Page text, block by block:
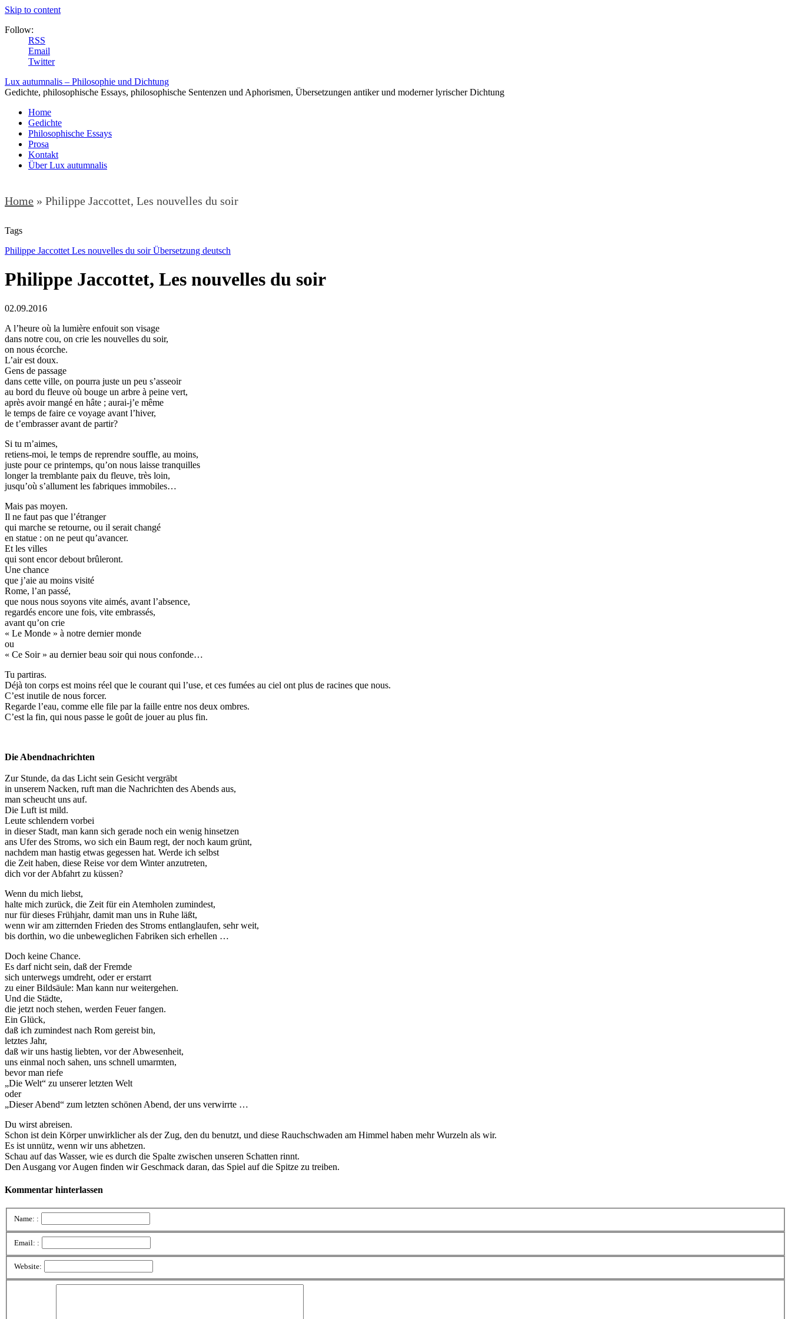
Skip to content
Follow:
RSS
Email
Twitter
Lux autumnalis – Philosophie und Dichtung
Gedichte, philosophische Essays, philosophische Sentenzen und Aphorismen, Übersetzungen antiker und moderner lyrischer Dichtung
Home
Gedichte
Philosophische Essays
Prosa
Kontakt
Über Lux autumnalis
Home » Philippe Jaccottet, Les nouvelles du soir
Tags
Philippe Jaccottet Les nouvelles du soir Übersetzung deutsch
Philippe Jaccottet, Les nouvelles du soir
02.09.2016
A l’heure où la lumière enfouit son visage
dans notre cou, on crie les nouvelles du soir,
on nous écorche.
L’air est doux.
Gens de passage
dans cette ville, on pourra juste un peu s’asseoir
au bord du fleuve où bouge un arbre à peine vert,
après avoir mangé en hâte ; aurai-j’e même
le temps de faire ce voyage avant l’hiver,
de t’embrasser avant de partir?
Si tu m’aimes,
retiens-moi, le temps de reprendre souffle, au moins,
juste pour ce printemps, qu’on nous laisse tranquilles
longer la tremblante paix du fleuve, très loin,
jusqu’où s’allument les fabriques immobiles…
Mais pas moyen.
Il ne faut pas que l’étranger
qui marche se retourne, ou il serait changé
en statue : on ne peut qu’avancer.
Et les villes
qui sont encor debout brûleront.
Une chance
que j’aie au moins visité
Rome, l’an passé,
que nous nous soyons vite aimés, avant l’absence,
regardés encore une fois, vite embrassés,
avant qu’on crie
« Le Monde » à notre dernier monde
ou
« Ce Soir » au dernier beau soir qui nous confonde…
Tu partiras.
Déjà ton corps est moins réel que le courant qui l’use, et ces fumées au ciel ont plus de racines que nous.
C’est inutile de nous forcer.
Regarde l’eau, comme elle file par la faille entre nos deux ombres.
C’est la fin, qui nous passe le goût de jouer au plus fin.
Die Abendnachrichten
Zur Stunde, da das Licht sein Gesicht vergräbt
in unserem Nacken, ruft man die Nachrichten des Abends aus,
man scheucht uns auf.
Die Luft ist mild.
Leute schlendern vorbei
in dieser Stadt, man kann sich gerade noch ein wenig hinsetzen
ans Ufer des Stroms, wo sich ein Baum regt, der noch kaum grünt,
nachdem man hastig etwas gegessen hat. Werde ich selbst
die Zeit haben, diese Reise vor dem Winter anzutreten,
dich vor der Abfahrt zu küssen?
Wenn du mich liebst,
halte mich zurück, die Zeit für ein Atemholen zumindest,
nur für dieses Frühjahr, damit man uns in Ruhe läßt,
wenn wir am zitternden Frieden des Stroms entlanglaufen, sehr weit,
bis dorthin, wo die unbeweglichen Fabriken sich erhellen …
Doch keine Chance.
Es darf nicht sein, daß der Fremde
sich unterwegs umdreht, oder er erstarrt
zu einer Bildsäule: Man kann nur weitergehen.
Und die Städte,
die jetzt noch stehen, werden Feuer fangen.
Ein Glück,
daß ich zumindest nach Rom gereist bin,
letztes Jahr,
daß wir uns hastig liebten, vor der Abwesenheit,
uns einmal noch sahen, uns schnell umarmten,
bevor man riefe
„Die Welt“ zu unserer letzten Welt
oder
„Dieser Abend“ zum letzten schönen Abend, der uns verwirrte …
Du wirst abreisen.
Schon ist dein Körper unwirklicher als der Zug, den du benutzt, und diese Rauchschwaden am Himmel haben mehr Wurzeln als wir.
Es ist unnütz, wenn wir uns abhetzen.
Schau auf das Wasser, wie es durch die Spalte zwischen unseren Schatten rinnt.
Den Ausgang vor Augen finden wir Geschmack daran, das Spiel auf die Spitze zu treiben.
Kommentar hinterlassen
Name: :
Email: :
Website: